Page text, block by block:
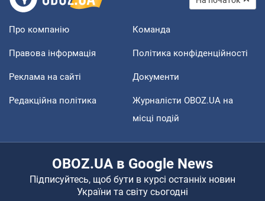
Про компанію Команда
Правова інформація Політика конфіденційності
Реклама на сайті Документи
Редакційна політика
Журналісти OBOZ.UA на
місці подій
OBOZ.UA в Google News
Підписуйтесь, щоб бути в курсі останніх новин
України та світу сьогодні